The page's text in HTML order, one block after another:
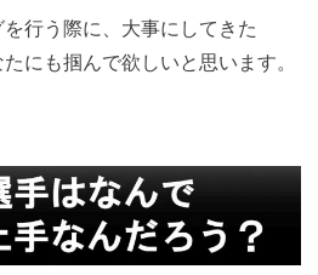
行う際に、大事にしてきた
にも掴んで欲しいと思います。